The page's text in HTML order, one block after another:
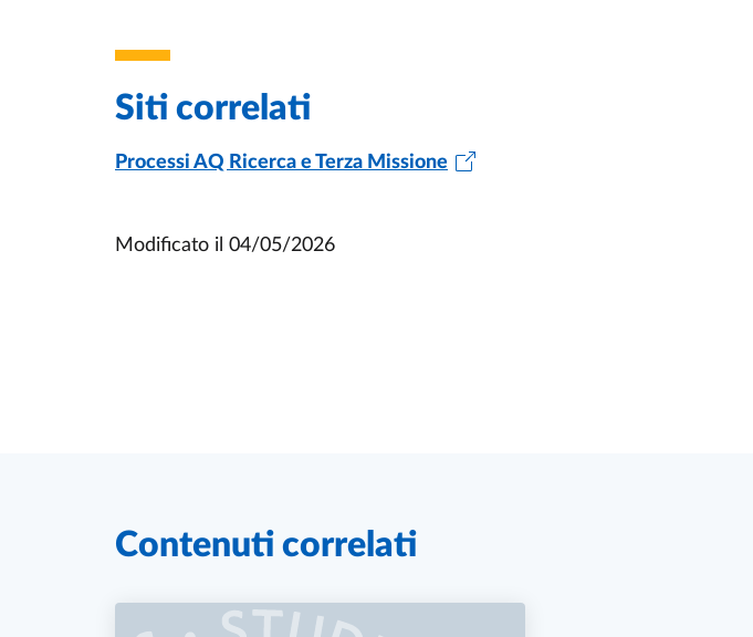
Siti correlati
Processi AQ Ricerca e Terza Missione
Modificato il04/05/2026
Contenuti correlati